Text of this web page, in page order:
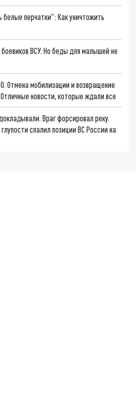
белые перчатки": Как уничтожить
ВСУ. Но беды для малышей не
Отмена мобилизации и возвращение
новости, которые ждали все
Враг форсировал реку.
спалил позиции ВС России на